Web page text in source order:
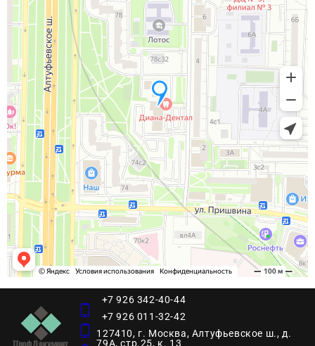
+7 926 342-40-44
+7 926 011-32-42
127410, г. Москва, Алтуфьевское ш., д.
79А, стр.25, к. 13​